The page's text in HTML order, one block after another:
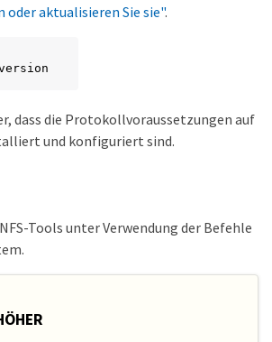
aktualisieren Sie sie".
dass die Protokollvoraussetzungen auf
und konfiguriert sind.
Tools unter Verwendung der Befehle